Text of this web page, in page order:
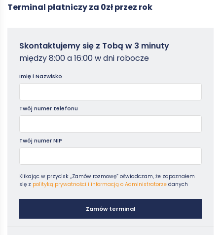
pieniężnych.
Utracisz prawo do zwolnienia i podatek będzie należny od
Terminal płatniczy za 0zł przez rok
Zamowterminal
Poradniki
Skontaktujemy się z Tobą w 3 minuty
między 8:00 a 16:00 w dni robocze
Imię i Nazwisko
Twój numer telefonu
Twój numer NIP
Klikając w przycisk „Zamów rozmowę” oświadczam, że zapoznałem
się z polityką prywatności i informacją o Administratorze danych
Zamów terminal